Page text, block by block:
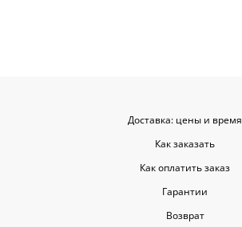
Доставка: цены и время
Как заказать
Как оплатить заказ
Гарантии
Возврат